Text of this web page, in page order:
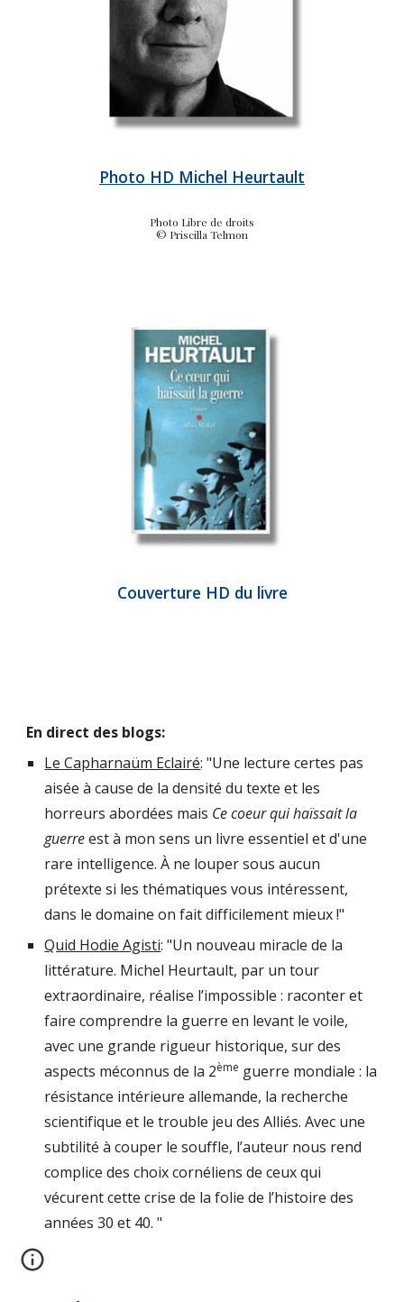
Photo HD Michel Heurtault
Photo Libre de droits
© Priscilla Telmon
Couverture HD du livre
En direct des blogs:
Le Capharnaüm Eclairé: "Une lecture certes pas
aisée à cause de la densité du texte et les
horreurs abordées mais Ce coeur qui haïssait la
guerre est à mon sens un livre essentiel et d'une
rare intelligence. À ne louper sous aucun
prétexte si les thématiques vous intéressent,
dans le domaine on fait difficilement mieux !"
Quid Hodie Agisti: "Un nouveau miracle de la
littérature. Michel Heurtault, par un tour
extraordinaire, réalise l’impossible : raconter et
faire comprendre la guerre en levant le voile,
avec une grande rigueur historique, sur des
aspects méconnus de la 2ème guerre mondiale : la
résistance intérieure allemande, la recherche
scientifique et le trouble jeu des Alliés. Avec une
subtilité à couper le souffle, l’auteur nous rend
complice des choix cornéliens de ceux qui
vécurent cette crise de la folie de l’histoire des
années 30 et 40. "